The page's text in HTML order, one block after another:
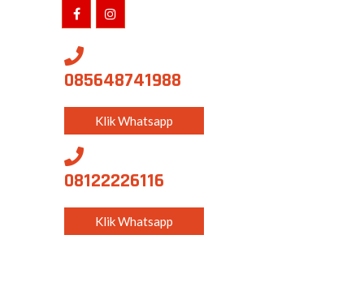
085648741988
Klik Whatsapp
08122226116
Klik Whatsapp